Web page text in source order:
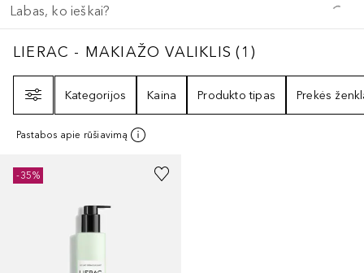
LIERAC - MAKIAŽO VALIKLIS 1
LIERAC - MAKIAŽO VALIKLIS (1 )
Kategorijos
Kaina Produkto tipas Prekės
Pastabos apie rūšiavimą
-35%